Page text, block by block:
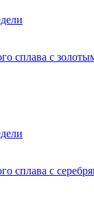
сплава с
сплава с